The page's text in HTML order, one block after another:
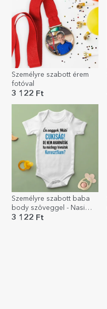
Személyre szabott érem
fotóval
3 122 Ft
Személyre szabott baba
body szöveggel - Nasi
kérés
3 122 Ft